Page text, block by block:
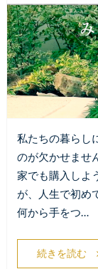
私たちの暮らし
のが欠かせませ
家でも購入しよ
が、人生で初め
何から手をつ…
続きを読む